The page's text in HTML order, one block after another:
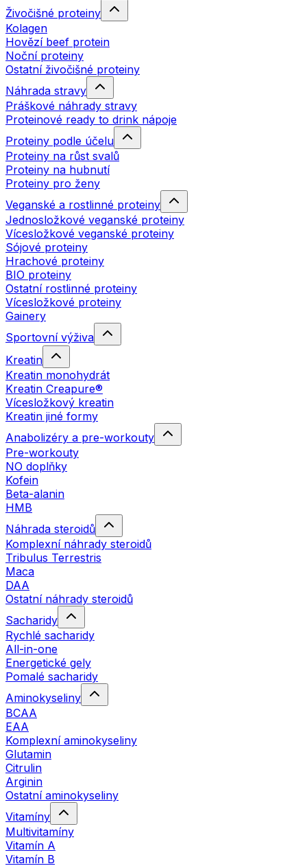
Živočišné proteiny
Kolagen
Hovězí beef protein
Noční proteiny
Ostatní živočišné proteiny
Náhrada stravy
Práškové náhrady stravy
Proteinové ready to drink nápoje
Proteiny podle účelu
Proteiny na růst svalů
Proteiny na hubnutí
Proteiny pro ženy
Veganské a rostlinné proteiny
Jednosložkové veganské proteiny
Vícesložkové veganské proteiny
Sójové proteiny
Hrachové proteiny
BIO proteiny
Ostatní rostlinné proteiny
Vícesložkové proteiny
Gainery
Sportovní výživa
Kreatin
Kreatin monohydrát
Kreatin Creapure®
Vícesložkový kreatin
Kreatin jiné formy
Anabolizéry a pre-workouty
Pre-workouty
NO doplňky
Kofein
Beta-alanin
HMB
Náhrada steroidů
Komplexní náhrady steroidů
Tribulus Terrestris
Maca
DAA
Ostatní náhrady steroidů
Sacharidy
Rychlé sacharidy
All-in-one
Energetické gely
Pomalé sacharidy
Aminokyseliny
BCAA
EAA
Komplexní aminokyseliny
Glutamin
Citrulin
Arginin
Ostatní aminokyseliny
Vitamíny
Multivitamíny
Vitamín A
Vitamín B